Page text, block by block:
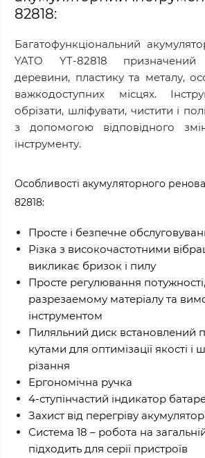
82818:
Багатофункціональний
YATO YT-82818
деревини, пластику та металу,
важкодоступних місцях.
обрізати, шліфувати, чистити і
з допомогою відповідного
інструменту.
Особливості акумуляторного
82818:
Просте і безпечне
Різка з високочастотними
викликає бризок і пилу
Просте регулювання
разрезаемому матеріалу та
інструментом
Пиляльний диск встановлений
кутами для оптимізації якості і
різання
Ергономічна ручка
4-ступінчастий індикатор
Захист від перегріву
Система 18 – робота на
підходить для серії пристроїв